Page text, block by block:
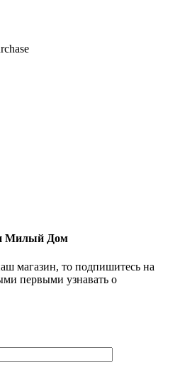
Милый Дом
магазин, то подпишитесь на
первыми узнавать о